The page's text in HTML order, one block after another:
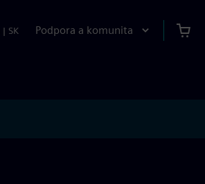
| SK Podpora a komunita